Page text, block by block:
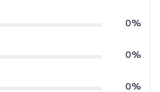
0%
0%
0%